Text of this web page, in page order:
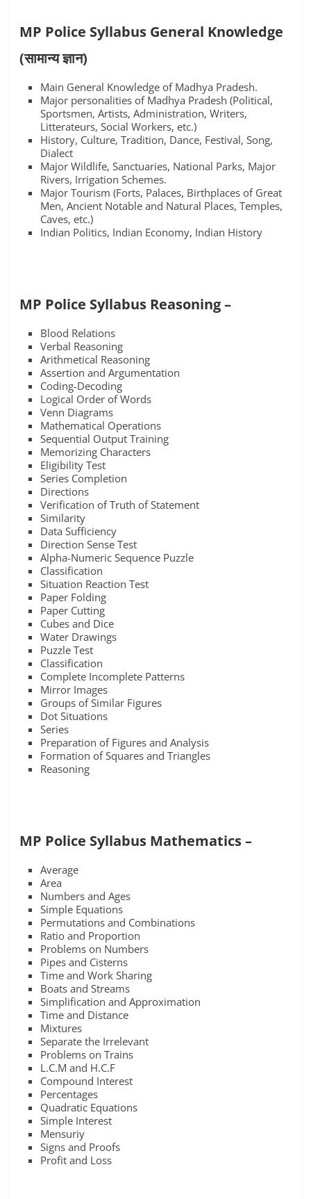
MP Police Syllabus General Knowledge
(सामान्य ज्ञान)
Main General Knowledge of Madhya Pradesh.
Major personalities of Madhya Pradesh (Political,
Sportsmen, Artists, Administration, Writers,
Litterateurs, Social Workers, etc.)
History, Culture, Tradition, Dance, Festival, Song,
Dialect
Major Wildlife, Sanctuaries, National Parks, Major
Rivers, Irrigation Schemes.
Major Tourism (Forts, Palaces, Birthplaces of Great
Men, Ancient Notable and Natural Places, Temples,
Caves, etc.)
Indian Politics, Indian Economy, Indian History
MP Police Syllabus Reasoning –
Blood Relations
Verbal Reasoning
Arithmetical Reasoning
Assertion and Argumentation
Coding-Decoding
Logical Order of Words
Venn Diagrams
Mathematical Operations
Sequential Output Training
Memorizing Characters
Eligibility Test
Series Completion
Directions
Verification of Truth of Statement
Similarity
Data Sufficiency
Direction Sense Test
Alpha-Numeric Sequence Puzzle
Classification
Situation Reaction Test
Paper Folding
Paper Cutting
Cubes and Dice
Water Drawings
Puzzle Test
Classification
Complete Incomplete Patterns
Mirror Images
Groups of Similar Figures
Dot Situations
Series
Preparation of Figures and Analysis
Formation of Squares and Triangles
Reasoning
MP Police Syllabus Mathematics –
Average
Area
Numbers and Ages
Simple Equations
Permutations and Combinations
Ratio and Proportion
Problems on Numbers
Pipes and Cisterns
Time and Work Sharing
Boats and Streams
Simplification and Approximation
Time and Distance
Mixtures
Separate the Irrelevant
Problems on Trains
L.C.M and H.C.F
Compound Interest
Percentages
Quadratic Equations
Simple Interest
Mensuriy
Signs and Proofs
Profit and Loss